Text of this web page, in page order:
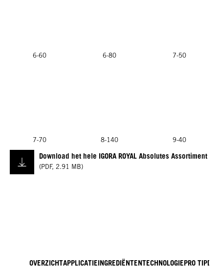
6-60 6-80 7-50
7-70 8-140 9-40
Download het hele IGORA ROYAL Absolutes Assortiment
(PDF, 2.91 MB)
OVERZICHTAPPLICATIEINGREDIËNTENTECHNOLOGIEPRO TIP